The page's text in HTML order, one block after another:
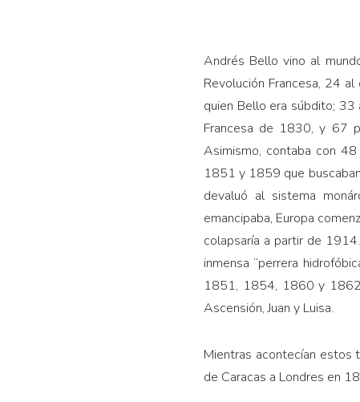
Andrés Bello vino al
Revolución Francesa, 24
quien Bello era súbdito;
Francesa de 1830, y 67
Asimismo, contaba con
1851 y 1859 que
devaluó al sistema
emancipaba, Europa
colapsaría a partir de
inmensa “perrera
1851, 1854, 1860 y 1862,
Ascensión, Juan y Luisa.
Mientras acontecían estos
de Caracas a Londres en